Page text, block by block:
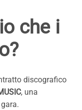
che i
discografico
, una